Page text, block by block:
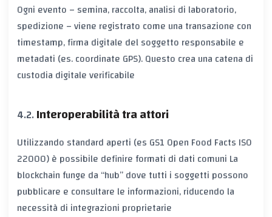
Ogni evento – semina, raccolta, analisi di laboratorio,
spedizione – viene registrato come una transazione con
timestamp, firma digitale del soggetto responsabile e
metadati (es. coordinate GPS). Questo crea una catena di
custodia digitaleverificabile
Interoperabilità tra attori
Utilizzando standard aperti (es GS1 Open Food Facts ISO
22000) è possibile definire formati di dati comuni La
blockchain funge da “hub” dove tutti i soggetti possono
pubblicare e consultare le informazioni, riducendo la
necessità di integrazioni proprietarie